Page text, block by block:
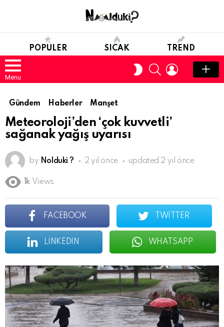
POPULER SICAK TREND
Menu
SWITCH
SKIN
SEARCHLOGIN
Gündem Haberler Manşet
Meteoroloji’den ‘çok kuvvetli’
sağanak yağış uyarısı
by Nolduki ? 2 yıl önce updated 2 yıl önce
1k Views
FACEBOOK TWITTER
LINKEDIN WHATSAPP